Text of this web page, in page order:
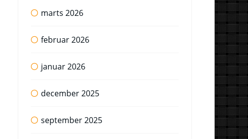
marts 2026
februar 2026
januar 2026
december 2025
september 2025